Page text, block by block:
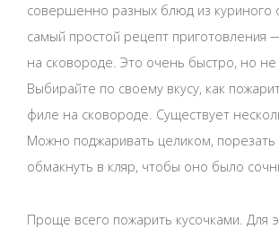
совершенно разных блюд из куриного
самый простой рецепт приготовления
на сковороде. Это очень быстро, но
Выбирайте по своему вкусу, как
филе на сковороде. Существует
Можно поджаривать целиком, порезать
обмакнуть в кляр, чтобы оно было
Проще всего пожарить кусочками. Для